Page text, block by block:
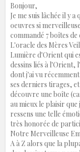
Bonjour,
Je me suis lâchée il y
oeuvres si
commandé 7 boîtes
L'oracle des Mères
Lumière d'Orient qui
dessins liés à
dont j'ai vu
ses derniers tirages,
découvre une boîte
au mieux le plaisir que
ressens une telle
très honorée de
Notre Merveilleuse
A à Z alors que la